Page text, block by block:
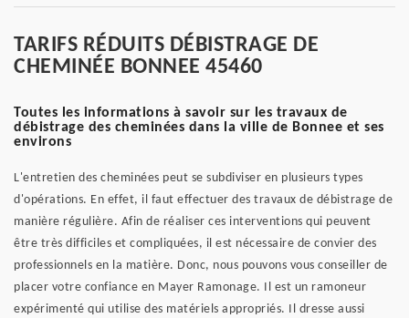
TARIFS RÉDUITS DÉBISTRAGE DE
CHEMINÉE BONNEE 45460
Toutes les informations à savoir sur les travaux de
débistrage des cheminées dans la ville de Bonnee et ses
environs
L'entretien des cheminées peut se subdiviser en plusieurs types
d'opérations. En effet, il faut effectuer des travaux de débistrage de
manière régulière. Afin de réaliser ces interventions qui peuvent
être très difficiles et compliquées, il est nécessaire de convier des
professionnels en la matière. Donc, nous pouvons vous conseiller de
placer votre confiance en Mayer Ramonage. Il est un ramoneur
expérimenté qui utilise des matériels appropriés. Il dresse aussi